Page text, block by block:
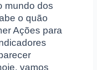
mundo dos
o quão
Ações para
vamos